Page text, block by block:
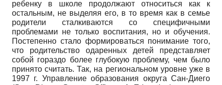
ребенку в школе продолжают относиться как к
остальным, не выделяя его, в то время как в семье
родители сталкиваются со специфичными
проблемами не только воспитания, но и обучения.
Постепенно стало формироваться понимание того,
что родительство одаренных детей представляет
собой гораздо более глубокую проблему, чем было
принято считать. Так, на региональном уровне уже в
1997 г. Управление образования округа Сан-Диего